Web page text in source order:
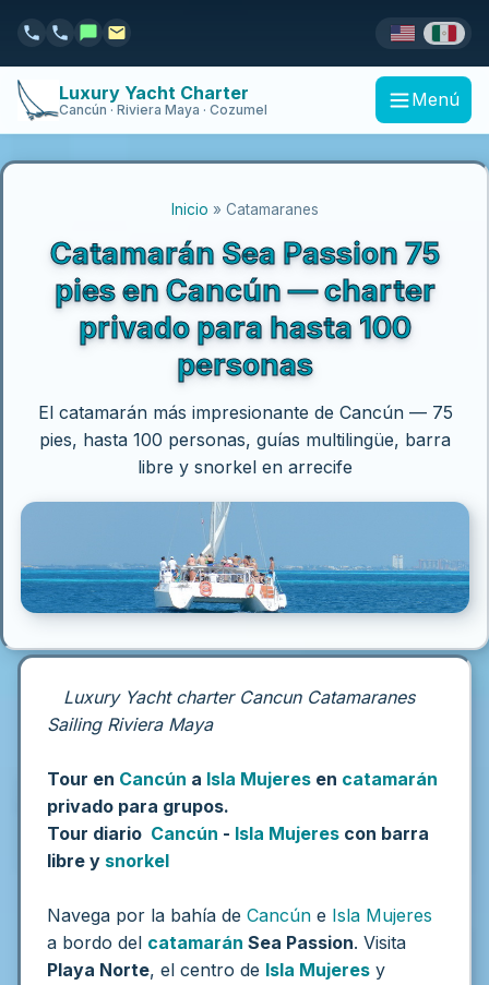
Luxury Yacht Charter
Cancún · Riviera Maya · Cozumel Menú
Inicio » Catamaranes
Catamarán Sea Passion 75
pies en Cancún — charter
privado para hasta 100
personas
El catamarán más impresionante de Cancún — 75
pies, hasta 100 personas, guías multilingüe, barra
libre y snorkel en arrecife
Luxury Yacht charter Cancun Catamaranes
Sailing Riviera Maya
Tour en Cancún a Isla Mujeres en catamarán
privado para grupos.
Tour diario Cancún - Isla Mujeres con barra
libre y snorkel
Navega por la bahía de Cancún e Isla Mujeres
a bordo del catamarán Sea Passion. Visita
Playa Norte, el centro de Isla Mujeres y